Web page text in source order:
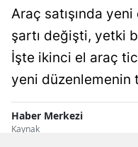
Araç satışında
şartı değişti, yetki
İşte ikinci el araç
yeni düzenlemenin
Haber Merkezi
Kaynak